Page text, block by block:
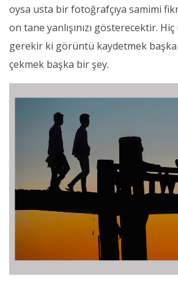
oysa usta bir fotoğrafçıya samimi
on tane yanlışınızı gösterecektir.
gerekir ki görüntü kaydetmek
çekmek başka bir şey.